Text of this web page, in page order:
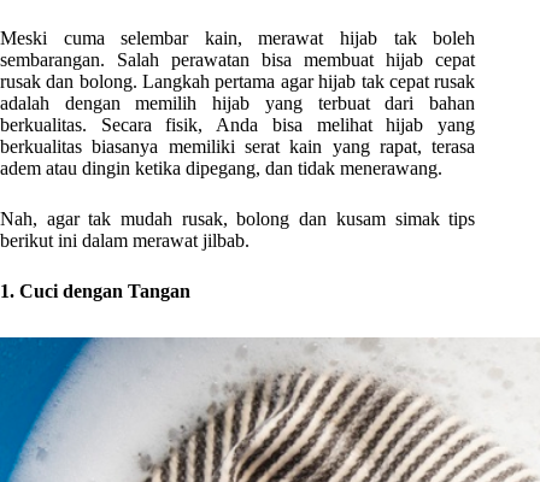
Meski cuma selembar kain, merawat hijab tak boleh
sembarangan. Salah perawatan bisa membuat hijab cepat
rusak dan bolong. Langkah pertama agar hijab tak cepat rusak
adalah dengan memilih hijab yang terbuat dari bahan
berkualitas. Secara fisik, Anda bisa melihat hijab yang
berkualitas biasanya memiliki serat kain yang rapat, terasa
adem atau dingin ketika dipegang, dan tidak menerawang.
Nah, agar tak mudah rusak, bolong dan kusam simak tips
berikut ini dalam merawat jilbab.
1. Cuci dengan Tangan